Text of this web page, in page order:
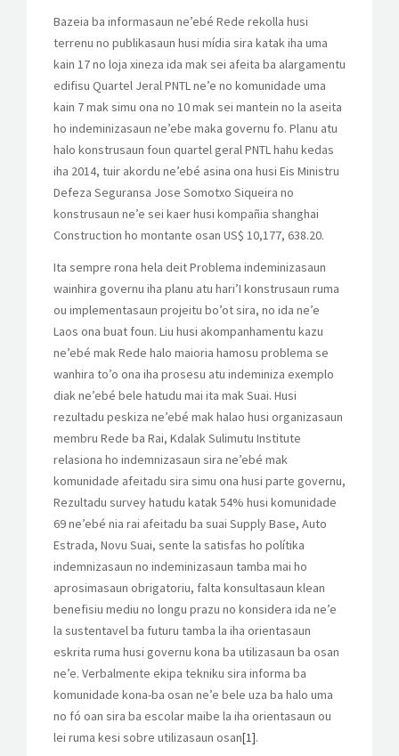
Bazeia ba informasaun ne’ebé Rede rekolla husi
terrenu no publikasaun husi mídia sira katak iha uma
kain 17 no loja xineza ida mak sei afeita ba alargamentu
edifisu Quartel Jeral PNTL ne’e no komunidade uma
kain 7 mak simu ona no 10 mak sei mantein no la aseita
ho indeminizasaun ne’ebe maka governu fo. Planu atu
halo konstrusaun foun quartel geral PNTL hahu kedas
iha 2014, tuir akordu ne’ebé asina ona husi Eis Ministru
Defeza Seguransa Jose Somotxo Siqueira no
konstrusaun ne’e sei kaer husi kompañia shanghai
Construction ho montante osan US$ 10,177, 638.20.
Ita sempre rona hela deit Problema indeminizasaun
wainhira governu iha planu atu hari’I konstrusaun ruma
ou implementasaun projeitu bo’ot sira, no ida ne’e
Laos ona buat foun. Liu husi akompanhamentu kazu
ne’ebé mak Rede halo maioria hamosu problema se
wanhira to’o ona iha prosesu atu indeminiza exemplo
diak ne’ebé bele hatudu mai ita mak Suai. Husi
rezultadu peskiza ne’ebé mak halao husi organizasaun
membru Rede ba Rai, Kdalak Sulimutu Institute
relasiona ho indemnizasaun sira ne’ebé mak
komunidade afeitadu sira simu ona husi parte governu,
Rezultadu survey hatudu katak 54% husi komunidade
69 ne’ebé nia rai afeitadu ba suai Supply Base, Auto
Estrada, Novu Suai, sente la satisfas ho polítika
indemnizasaun no indeminizasaun tamba mai ho
aprosimasaun obrigatoriu, falta konsultasaun klean
benefisiu mediu no longu prazu no konsidera ida ne’e
la sustentavel ba futuru tamba la iha orientasaun
eskrita ruma husi governu kona ba utilizasaun ba osan
ne’e. Verbalmente ekipa tekniku sira informa ba
komunidade kona-ba osan ne’e bele uza ba halo uma
no fó oan sira ba escolar maibe la iha orientasaun ou
lei ruma kesi sobre utilizasaun osan[1].